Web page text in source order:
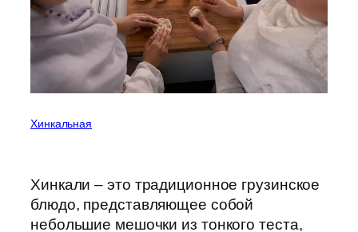
Хинкальная
Хинкали – это традиционное грузинское
блюдо, представляющее собой
небольшие мешочки из тонкого теста,